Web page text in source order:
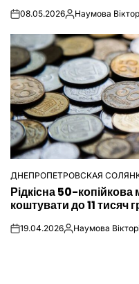
on08.05.2026Опубліковано
Наумова
ОПУБЛІКУВАТИ
У
ДНЕПРОПЕТРОВСКАЯ
Рідкісна 50-
коштувати до 11 тисяч
on19.04.2026Опубліковано
Наумова